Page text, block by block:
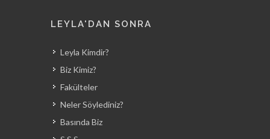
LEYLA'DAN SONRA
Leyla Kimdir?
Biz Kimiz?
Fakülteler
Neler Söylediniz?
Basında Biz